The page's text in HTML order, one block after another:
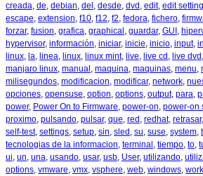
creada, de, debian, del , desde, dvd , edit, edit
escape, extension, f10, f12, f2, fedora, fichero,
forzar, fusion, grafica, graphical , guardar, GUI ,
hypervisor, información, iniciar, inicie, inicio, input,
linux, la, linea, linux, linux mint, live, live cd , live dvd ,
manjaro linux, manual , maquina, maquinas, menu,
milisegundos, modificacion, modificar, network,
opciones, opensuse, option, options, output, para,
power, Power On to Firmware, power-on, power-on
proximo, pulsando, pulsar, que, red , redhat, retrasar,
self-test, settings, setup, sin, sled , su, suse, system,
tecnologias de la informacion, terminal , tiempo, to,
ui, un, una, usando, usar, usb, User, utilizando,
options, vmware, vmx, vsphere, web, windows,